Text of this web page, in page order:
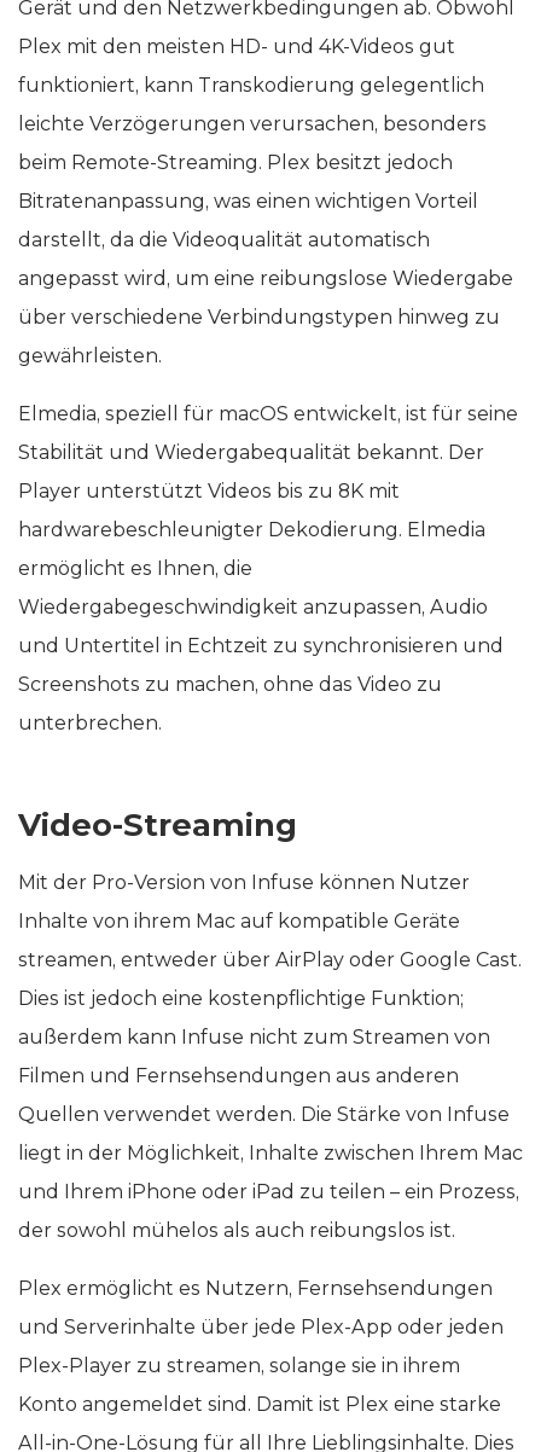
Gerät und den Netzwerkbedingungen ab. Obwohl
Plex mit den meisten HD- und 4K-Videos gut
funktioniert, kann Transkodierung gelegentlich
leichte Verzögerungen verursachen, besonders
beim Remote-Streaming. Plex besitzt jedoch
Bitratenanpassung, was einen wichtigen Vorteil
darstellt, da die Videoqualität automatisch
angepasst wird, um eine reibungslose Wiedergabe
über verschiedene Verbindungstypen hinweg zu
gewährleisten.
Elmedia, speziell für macOS entwickelt, ist für seine
Stabilität und Wiedergabequalität bekannt. Der
Player unterstützt Videos bis zu 8K mit
hardwarebeschleunigter Dekodierung. Elmedia
ermöglicht es Ihnen, die
Wiedergabegeschwindigkeit anzupassen, Audio
und Untertitel in Echtzeit zu synchronisieren und
Screenshots zu machen, ohne das Video zu
unterbrechen.
Video-Streaming
Mit der Pro-Version von Infuse können Nutzer
Inhalte von ihrem Mac auf kompatible Geräte
streamen, entweder über AirPlay oder Google Cast.
Dies ist jedoch eine kostenpflichtige Funktion;
außerdem kann Infuse nicht zum Streamen von
Filmen und Fernsehsendungen aus anderen
Quellen verwendet werden. Die Stärke von Infuse
liegt in der Möglichkeit, Inhalte zwischen Ihrem Mac
und Ihrem iPhone oder iPad zu teilen – ein Prozess,
der sowohl mühelos als auch reibungslos ist.
Plex ermöglicht es Nutzern, Fernsehsendungen
und Serverinhalte über jede Plex-App oder jeden
Plex-Player zu streamen, solange sie in ihrem
Konto angemeldet sind. Damit ist Plex eine starke
All-in-One-Lösung für all Ihre Lieblingsinhalte. Dies